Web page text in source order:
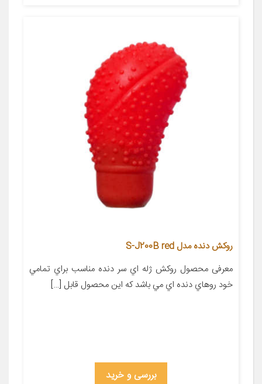
روکش دنده مدل S-J200B red
معرفی محصول روکش ژله اي سر دنده مناسب براي تمامي
خود روهاي دنده اي مي باشد که اين محصول قابل […]
بررسی و خرید